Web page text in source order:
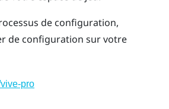
de configuration,
de configuration sur votre
pro